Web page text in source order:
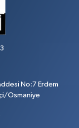
No:7 Erdem
Osmaniye